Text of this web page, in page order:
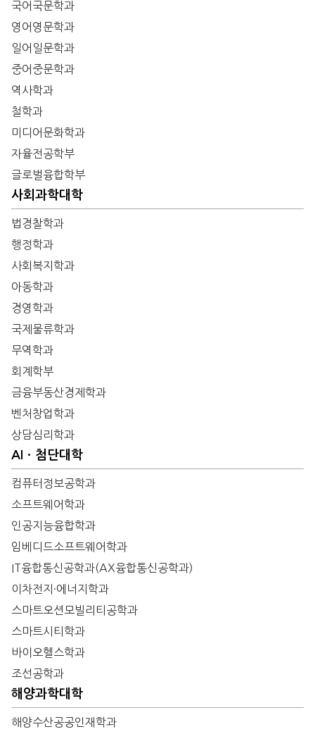
국어국문학과
영어영문학과
일어일문학과
중어중문학과
역사학과
철학과
미디어문화학과
자율전공학부
글로벌융합학부
사회과학대학
법경찰학과
행정학과
사회복지학과
아동학과
경영학과
국제물류학과
무역학과
회계학부
금융부동산경제학과
벤처창업학과
상담심리학과
AIㆍ첨단대학
컴퓨터정보공학과
소프트웨어학과
인공지능융합학과
임베디드소프트웨어학과
IT융합통신공학과(AX융합통신공학과)
이차전지·에너지학과
스마트오션모빌리티공학과
스마트시티학과
바이오헬스학과
조선공학과
해양과학대학
해양수산공공인재학과